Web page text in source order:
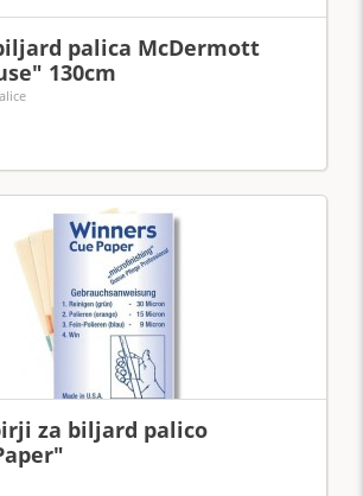
palica McDermott
130cm
za biljard palico